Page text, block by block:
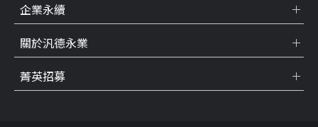
企業永續
關於汎德永業
菁英招募